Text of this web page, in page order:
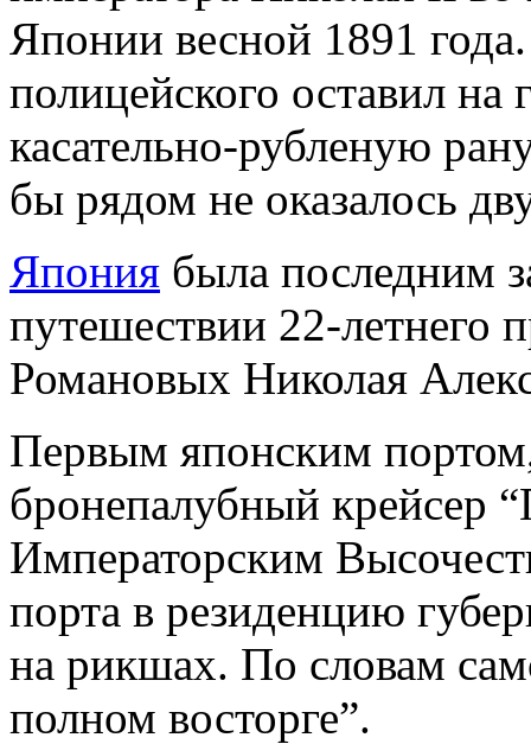
Японии весной 1891
полицейского оставил на
касательно-рубленую
бы рядом не оказалось
Япония была последним
путешествии 22-летнего
Романовых Николая
Первым японским
бронепалубный крейсер
Императорским
порта в резиденцию
на рикшах. По словам
полном восторге”.